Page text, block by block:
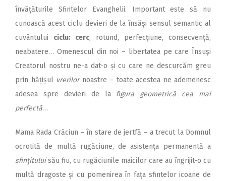
învățăturile Sfintelor Evanghelii. Important este să nu
cunoască acest ciclu devieri de la însăși sensul semantic al
cuvântului ciclu: cerc, rotund, perfecţiune, consecvență,
neabatere… Omenescul din noi – libertatea pe care Însuşi
Creatorul nostru ne-a dat-o și cu care ne descurcăm greu
prin hățișul vrerilornoastre – toate acestea ne ademenesc
adesea spre devieri de la figura geometrică cea mai
perfectă…
Mama Rada Crăciun – în stare de jertfă – a trecut la Domnul
ocrotită de multă rugăciune, de asistenţa permanentă a
sfinţituluisău fiu, cu rugăciunile maicilor care au îngrijit-o cu
multă dragoste și cu pomenirea în fața sfintelor icoane de